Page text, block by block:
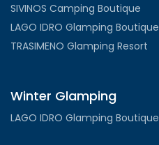
SIVINOS Camping Boutique
LAGO IDRO Glamping Boutique
TRASIMENO Glamping Resort
Winter Glamping
LAGO IDRO Glamping Boutique